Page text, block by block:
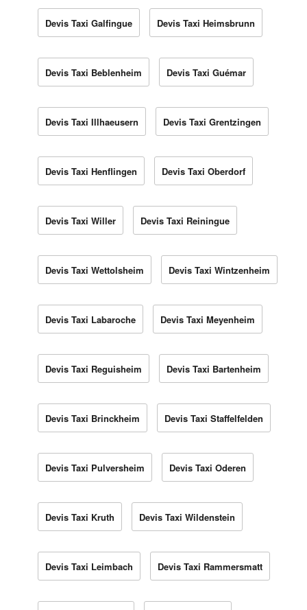
Devis Taxi Galfingue Devis Taxi Heimsbrunn
Devis Taxi Beblenheim Devis Taxi Guémar
Devis Taxi Illhaeusern Devis Taxi Grentzingen
Devis Taxi Henflingen Devis Taxi Oberdorf
Devis Taxi Willer Devis Taxi Reiningue
Devis Taxi Wettolsheim Devis Taxi Wintzenheim
Devis Taxi Labaroche Devis Taxi Meyenheim
Devis Taxi Reguisheim Devis Taxi Bartenheim
Devis Taxi Brinckheim Devis Taxi Staffelfelden
Devis Taxi Pulversheim Devis Taxi Oderen
Devis Taxi Kruth Devis Taxi Wildenstein
Devis Taxi Leimbach Devis Taxi Rammersmatt